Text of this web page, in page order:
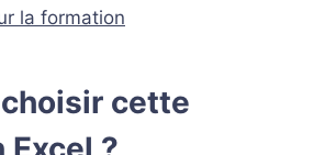
la formation
cette